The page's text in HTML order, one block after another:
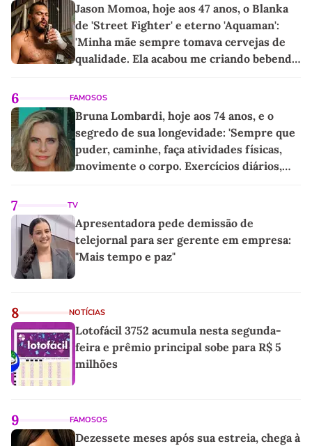
Jason Momoa, hoje aos 47 anos, o Blanka
de 'Street Fighter' e eterno 'Aquaman':
'Minha mãe sempre tomava cervejas de
qualidade. Ela acabou me criando bebendo
6 FAMOSOS
Bruna Lombardi, hoje aos 74 anos, e o
segredo de sua longevidade: 'Sempre que
puder, caminhe, faça atividades físicas,
movimente o corpo. Exercícios diários,
7 TV
Apresentadora pede demissão de
telejornal para ser gerente em empresa:
"Mais tempo e paz"
8 NOTÍCIAS
Lotofácil 3752 acumula nesta segunda-
feira e prêmio principal sobe para R$ 5
milhões
9 FAMOSOS
Dezessete meses após sua estreia, chega à